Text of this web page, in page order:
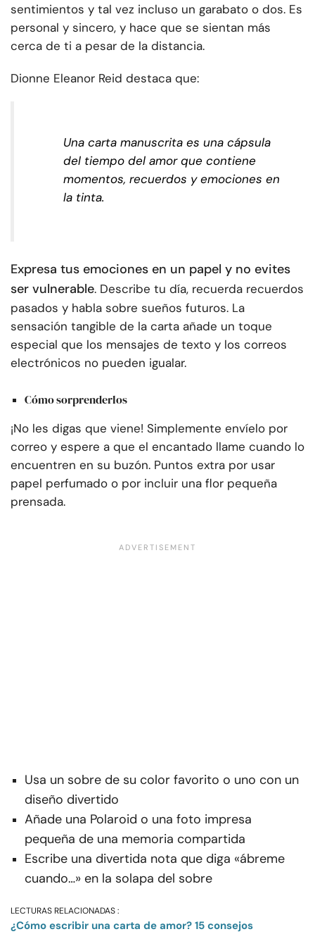
sentimientos y tal vez incluso un garabato o dos. Es
personal y sincero, y hace que se sientan más
cerca de ti a pesar de la distancia.
Dionne Eleanor Reid destaca que:
Una carta manuscrita es una cápsula
del tiempo del amor que contiene
momentos, recuerdos y emociones en
la tinta.
Expresa tus emociones en un papel y no evites
ser vulnerable. Describe tu día, recuerda recuerdos
pasados y habla sobre sueños futuros. La
sensación tangible de la carta añade un toque
especial que los mensajes de texto y los correos
electrónicos no pueden igualar.
Cómo sorprenderlos
¡No les digas que viene! Simplemente envíelo por
correo y espere a que el encantado llame cuando lo
encuentren en su buzón. Puntos extra por usar
papel perfumado o por incluir una flor pequeña
prensada.
Usa un sobre de su color favorito o uno con un
diseño divertido
Añade una Polaroid o una foto impresa
pequeña de una memoria compartida
Escribe una divertida nota que diga «ábreme
cuando…» en la solapa del sobre
LECTURAS RELACIONADAS :
¿Cómo escribir una carta de amor? 15 consejos